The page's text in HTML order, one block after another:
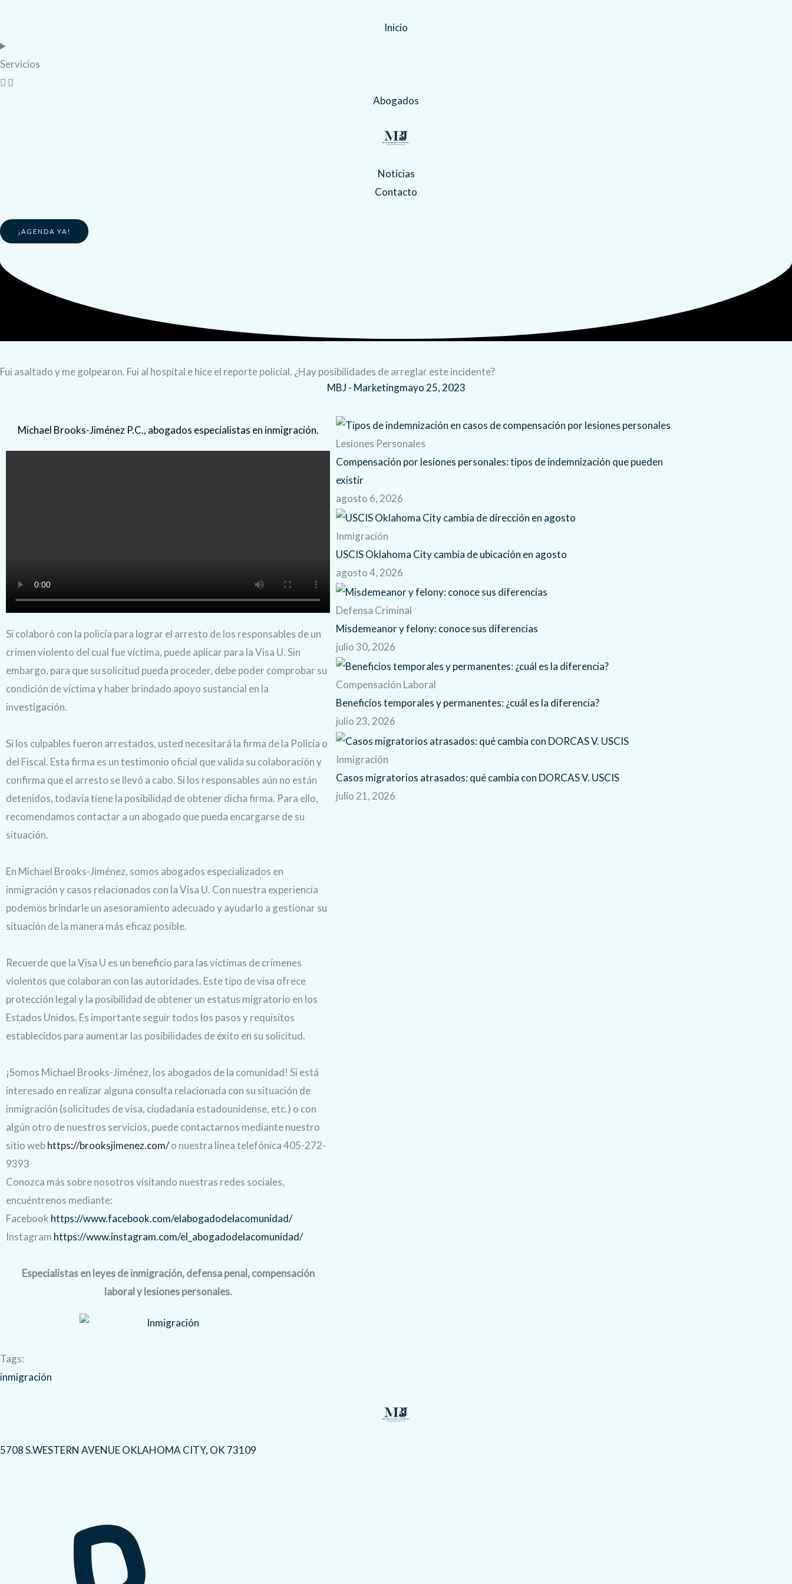
Inicio
Servicios
Abogados
Noticias
Contacto
¡AGENDA YA!
Fui asaltado y me golpearon. Fui al hospital e hice el reporte policial. ¿Hay posibilidades de arreglar este incidente?
MBJ - Marketingmayo 25, 2023
Michael Brooks-Jiménez P.C., abogados especialistas en inmigración.
Si colaboró con la policía para lograr el arresto de los responsables de un
crimen violento del cual fue víctima, puede aplicar para la Visa U. Sin
embargo, para que su solicitud pueda proceder, debe poder comprobar su
condición de víctima y haber brindado apoyo sustancial en la
investigación.
Si los culpables fueron arrestados, usted necesitará la firma de la Policía o
del Fiscal. Esta firma es un testimonio oficial que valida su colaboración y
confirma que el arresto se llevó a cabo. Si los responsables aún no están
detenidos, todavía tiene la posibilidad de obtener dicha firma. Para ello,
recomendamos contactar a un abogado que pueda encargarse de su
situación.
En Michael Brooks-Jiménez, somos abogados especializados en
inmigración y casos relacionados con la Visa U. Con nuestra experiencia
podemos brindarle un asesoramiento adecuado y ayudarlo a gestionar su
situación de la manera más eficaz posible.
Recuerde que la Visa U es un beneficio para las víctimas de crímenes
violentos que colaboran con las autoridades. Este tipo de visa ofrece
protección legal y la posibilidad de obtener un estatus migratorio en los
Estados Unidos. Es importante seguir todos los pasos y requisitos
establecidos para aumentar las posibilidades de éxito en su solicitud.
¡Somos Michael Brooks-Jiménez, los abogados de la comunidad! Si está
interesado en realizar alguna consulta relacionada con su situación de
inmigración (solicitudes de visa, ciudadanía estadounidense, etc.) o con
algún otro de nuestros servicios, puede contactarnos mediante nuestro
sitio webhttps://brooksjimenez.com/o nuestra línea telefónica 405-272-
9393
Conozca más sobre nosotros visitando nuestras redes sociales,
encuéntrenos mediante:
Facebook https://www.facebook.com/elabogadodelacomunidad/
Instagram https://www.instagram.com/el_abogadodelacomunidad/
Especialistas en leyes de inmigración, defensa penal, compensación
laboral y lesiones personales.
Tags:
inmigración
Lesiones Personales
Compensación por lesiones personales: tipos de indemnización que pueden
existir
agosto 6, 2026
Inmigración
USCIS Oklahoma City cambia de ubicación en agosto
agosto 4, 2026
Defensa Criminal
Misdemeanor y felony: conoce sus diferencias
julio 30, 2026
Compensación Laboral
Beneficios temporales y permanentes: ¿cuál es la diferencia?
julio 23, 2026
Inmigración
Casos migratorios atrasados: qué cambia con DORCAS V. USCIS
julio 21, 2026
5708 S.WESTERN AVENUE OKLAHOMA CITY, OK 73109